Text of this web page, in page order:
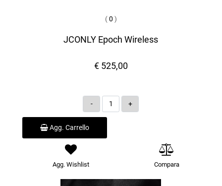
(0 )
JCONLY Epoch Wireless
€ 525,00
Quantità
Agg. Carrello
Agg. Wishlist Compara